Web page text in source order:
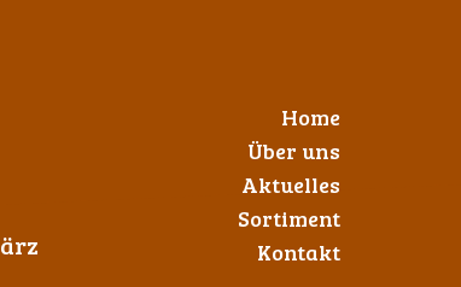
Home
Über uns
Aktuelles
Sortiment
Kontakt